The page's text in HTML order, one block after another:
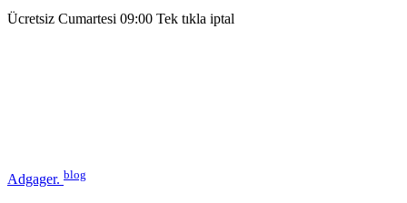
Ücretsiz Cumartesi 09:00 Tek tıkla iptal
Adgager. blog